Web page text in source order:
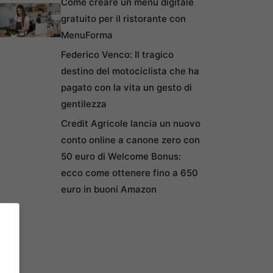
gratuito per il ristorante con
MenuForma
Federico Venco: Il tragico
destino del motociclista che ha
pagato con la vita un gesto di
gentilezza
Credit Agricole lancia un nuovo
conto online a canone zero con
50 euro di Welcome Bonus:
ecco come ottenere fino a 650
euro in buoni Amazon